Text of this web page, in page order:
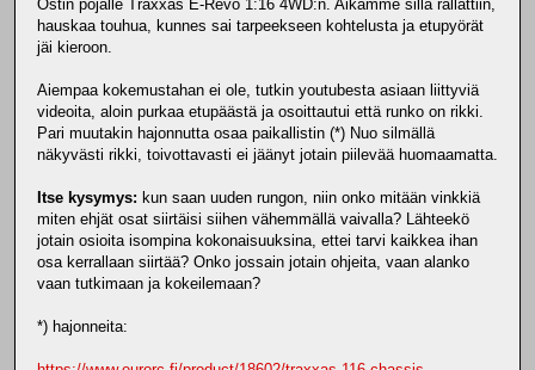
Ostin pojalle Traxxas E-Revo 1:16 4WD:n. Aikamme sillä rällättiin,
hauskaa touhua, kunnes sai tarpeekseen kohtelusta ja etupyörät
jäi kieroon.
Aiempaa kokemustahan ei ole, tutkin youtubesta asiaan liittyviä
videoita, aloin purkaa etupäästä ja osoittautui että runko on rikki.
Pari muutakin hajonnutta osaa paikallistin (*) Nuo silmällä
näkyvästi rikki, toivottavasti ei jäänyt jotain piilevää huomaamatta.
Itse kysymys: kun saan uuden rungon, niin onko mitään vinkkiä
miten ehjät osat siirtäisi siihen vähemmällä vaivalla? Lähteekö
jotain osioita isompina kokonaisuuksina, ettei tarvi kaikkea ihan
osa kerrallaan siirtää? Onko jossain jotain ohjeita, vaan alanko
vaan tutkimaan ja kokeilemaan?
*) hajonneita: